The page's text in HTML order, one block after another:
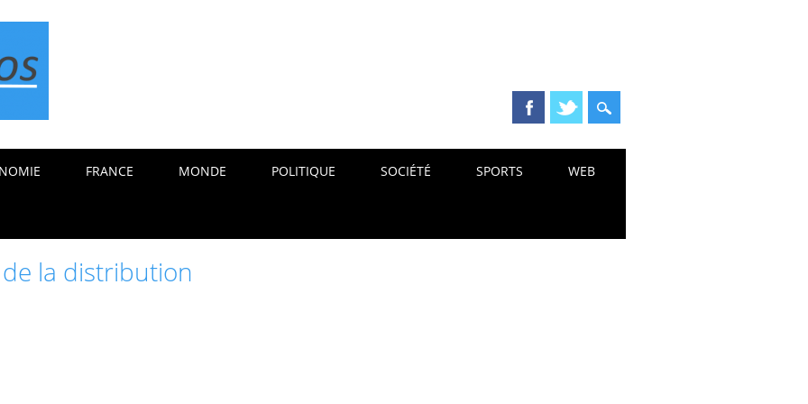
FRANCE MONDE POLITIQUE SOCIÉTÉ SPORTS WEB
la distribution